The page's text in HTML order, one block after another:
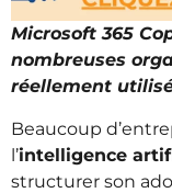
Microsoft 365
nombreuses
réellement
Beaucoup
l’intelligence
structurer son